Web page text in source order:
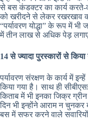
से बस कंडक्टर का कार्य करते-
को खरीदने से लेकर रखरखाव
“पर्यावरण योद्धा” के रूप में
में तीन लाख से अधिक पेड़
14 से ज्यादा पुरस्कारों से किया
पर्यावरण संरक्षण के कार्य में
किया गया है। साथ ही
किताब में भी इनका जिक्र
दिन भी इन्होंने आराम न
बस में सफर करने वाले